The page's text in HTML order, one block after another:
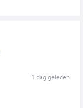
1 dag geleden